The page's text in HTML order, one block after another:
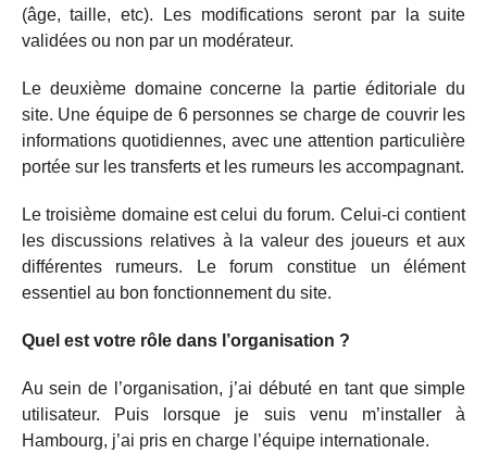
(âge, taille, etc). Les modifications seront par la suite
validées ou non par un modérateur.
Le deuxième domaine concerne la partie éditoriale du
site. Une équipe de 6 personnes se charge de couvrir les
informations quotidiennes, avec une attention particulière
portée sur les transferts et les rumeurs les accompagnant.
Le troisième domaine est celui du forum. Celui-ci contient
les discussions relatives à la valeur des joueurs et aux
différentes rumeurs. Le forum constitue un élément
essentiel au bon fonctionnement du site.
Quel est votre rôle dans l’organisation ?
Au sein de l’organisation, j’ai débuté en tant que simple
utilisateur. Puis lorsque je suis venu m’installer à
Hambourg, j’ai pris en charge l’équipe internationale.